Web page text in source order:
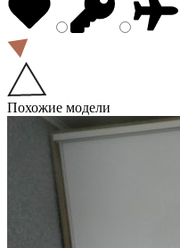
Похожие модели